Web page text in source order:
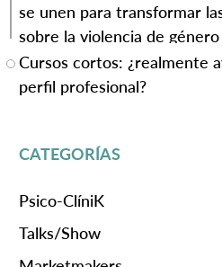
se unen para transformar
sobre la violencia de género
Cursos cortos: ¿realmente
perfil profesional?
CATEGORÍAS
Psico-ClíniK
Talks/Show